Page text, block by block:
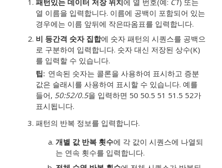
패턴있는 데이터 저장 위치에 열 번호(예: C1) 또는
열 이름을 입력합니다. 이름에 공백이 포함되어 있는
경우에는 이름 앞뒤에 작은따옴표를 입력합니다.
비 등간격 숫자 집합에 숫자 패턴의 시퀀스를 공백으
로 구분하여 입력합니다. 숫자 대신 저장된 상수(K)
를 입력할 수 있습니다.
팁 연속된 숫자는 콜론을 사용하여 표시하고 증분
값은 슬래시를 사용하여 표시할 수 있습니다. 예를
들어, 50:52/0.5을 입력하면 50 50.5 51 51.5 52가
표시됩니다.
패턴의 반복 정보를 입력합니다.
개별 값 반복 횟수에 각 값이 시퀀스에 나열되
는 연속 횟수를 입력합니다.